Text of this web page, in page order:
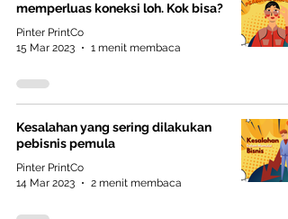
memperluas koneksi loh. Kok bisa?
Pinter PrintCo
15 Mar 2023
1 menit membaca
Kesalahan yang sering dilakukan
pebisnis pemula
Pinter PrintCo
14 Mar 2023
2 menit membaca